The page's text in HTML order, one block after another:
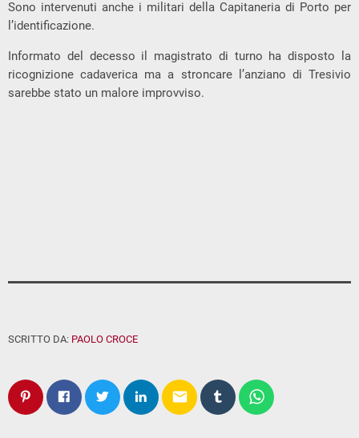
Sono intervenuti anche i militari della Capitaneria di Porto per
l’identificazione.
Informato del decesso il magistrato di turno ha disposto la
ricognizione cadaverica ma a stroncare l’anziano di Tresivio
sarebbe stato un malore improvviso.
SCRITTO DA: PAOLO CROCE
email